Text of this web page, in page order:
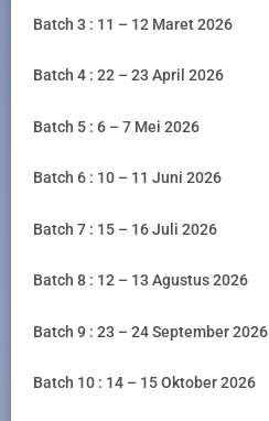
Batch 3 : 11 – 12 Maret 2026
Batch 4 : 22 – 23 April 2026
Batch 5 : 6 – 7 Mei 2026
Batch 6 : 10 – 11 Juni 2026
Batch 7 : 15 – 16 Juli 2026
Batch 8 : 12 – 13 Agustus 2026
Batch 9 : 23 – 24 September 2026
Batch 10 : 14 – 15 Oktober 2026